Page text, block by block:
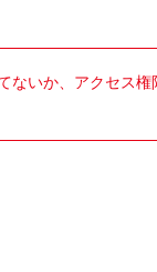
ないか、アクセス